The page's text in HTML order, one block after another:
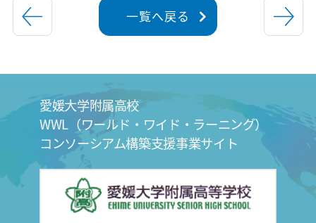
一覧へ戻る
愛媛大学附属高校
WWL（ワールド・ワイド・ラーニング）
コンソーシアム構築支援事業サイト